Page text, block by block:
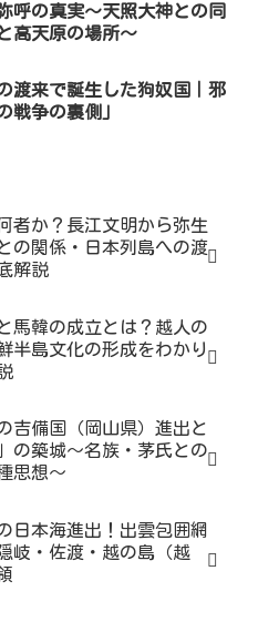
呼の真実～天照大神との同
高天原の場所～
の渡来で誕生した狗奴国｜邪
戦争の裏側」
者か？長江文明から弥生
の関係・日本列島への渡
解説
馬韓の成立とは？越人の
半島文化の形成をわかり
吉備国（岡山県）進出と
の築城～名族・茅氏との
思想～
日本海進出！出雲包囲網
岐・佐渡・越の島（越